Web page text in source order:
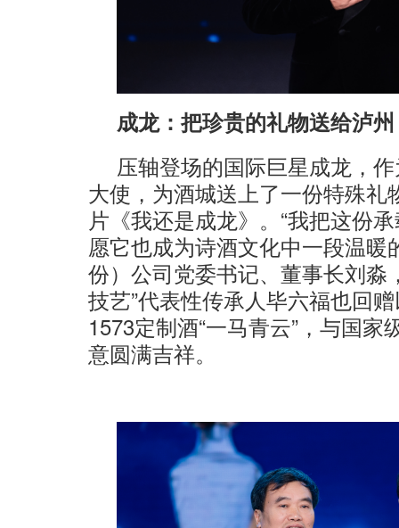
成龙：把珍贵的礼物送给泸州
压轴登场的国际巨星成龙，
大使，为酒城送上了一份特殊
片《我还是成龙》。“我把这份
愿它也成为诗酒文化中一段温暖
份）公司党委书记、董事长刘淼
技艺”代表性传承人毕六福也回
1573定制酒“一马青云”，与国家
意圆满吉祥。